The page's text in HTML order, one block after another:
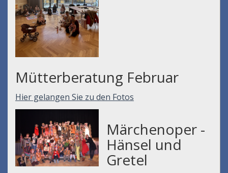
Mütterberatung Februar
Hier gelangen Sie zu den Fotos
Märchenoper -
Hänsel und
Gretel